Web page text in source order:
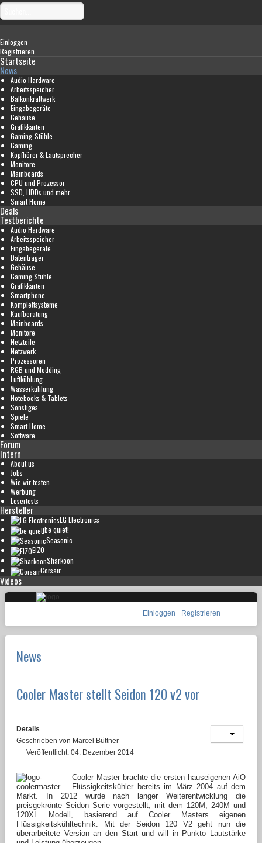
Einloggen
Registrieren
Startseite
News
Audio Hardware
Arbeitsspeicher
Balkonkraftwerk
Eingabegeräte
Gehäuse
Grafikkarten
Gaming-Stühle
Gaming
Kopfhörer & Lautsprecher
Monitore
Mainboards
CPU und Prozessor
SSD, HDDs und mehr
Smart Home
Deals
Testberichte
Audio Hardware
Arbeitsspeicher
Eingabegeräte
Datenträger
Gehäuse
Gaming Stühle
Grafikkarten
Smartphone
Komplettsysteme
Kaufberatung
Mainboards
Monitore
Netzteile
Netzwerk
Prozessoren
RGB und Modding
Luftkühlung
Wasserkühlung
Notebooks & Tablets
Sonstiges
Spiele
Smart Home
Software
Forum
Intern
About us
Jobs
Wie wir testen
Werbung
Lesertests
Hersteller
LG Electronics
be quiet!
Seasonic
EIZO
Sharkoon
Corsair
Videos
Einloggen Registrieren
News
Cooler Master stellt Seidon 120 v2 vor
Details
Geschrieben von Marcel Büttner
Veröffentlicht: 04. Dezember 2014
Cooler Master brachte die ersten hauseigenen AiO
Flüssigkeitskühler bereits im März 2004 auf dem
Markt. In 2012 wurde nach langer Weiterentwicklung die
preisgekrönte Seidon Serie vorgestellt, mit dem 120M, 240M und
120XL Modell, basierend auf Cooler Masters eigenen
Flüssigkeitskühltechnik. Mit der Seidon 120 V2 geht nun die
überarbeitete Version an den Start und will in Punkto Lautstärke